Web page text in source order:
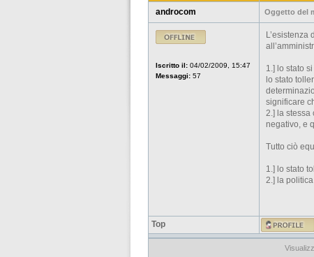
androcom Oggetto del
Iscritto il: 04/02/2009, 15:47
Messaggi: 57
1.] lo stato
lo stato
significare
2.] la stessa
negativo, e
Tutto ciò
1.] lo stato
2.] la
Top